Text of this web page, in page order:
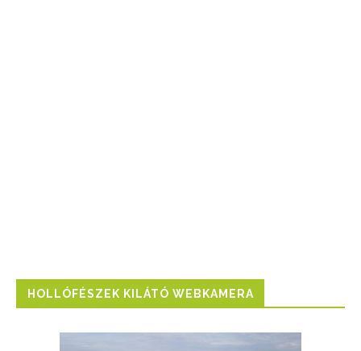
HOLLÓFÉSZEK KILÁTÓ WEBKAMERA